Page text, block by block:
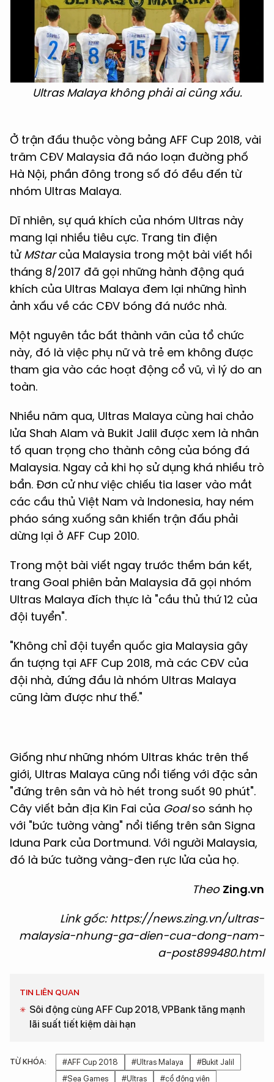
Ultras Malaya không phải ai cũng xấu.
Ở trận đấu thuộc vòng bảng AFF Cup 2018, vài
trăm CĐV Malaysia đã náo loạn đường phố
Hà Nội, phần đông trong số đó đều đến từ
nhóm Ultras Malaya.
Dĩ nhiên, sự quá khích của nhóm Ultras này
mang lại nhiều tiêu cực. Trang tin điện
tử MStarcủa Malaysia trong một bài viết hồi
tháng 8/2017 đã gọi những hành động quá
khích của Ultras Malaya đem lại những hình
ảnh xấu về các CĐV bóng đá nước nhà.
Một nguyên tắc bất thành văn của tổ chức
này, đó là việc phụ nữ và trẻ em không được
tham gia vào các hoạt động cổ vũ, vì lý do an
toàn.
Nhiều năm qua, Ultras Malaya cùng hai chảo
lửa Shah Alam và Bukit Jalil được xem là nhân
tố quan trọng cho thành công của bóng đá
Malaysia. Ngay cả khi họ sử dụng khá nhiều trò
bẩn. Đơn cử như việc chiếu tia laser vào mắt
các cầu thủ Việt Nam và Indonesia, hay ném
pháo sáng xuống sân khiến trận đấu phải
dừng lại ở AFF Cup 2010.
Trong một bài viết ngay trước thềm bán kết,
trang Goal phiên bản Malaysia đã gọi nhóm
Ultras Malaya đích thực là "cầu thủ thứ 12 của
đội tuyển".
"Không chỉ đội tuyển quốc gia Malaysia gây
ấn tượng tại AFF Cup 2018, mà các CĐV của
đội nhà, đứng đầu là nhóm Ultras Malaya
cũng làm được như thế."
Giống như những nhóm Ultras khác trên thế
giới, Ultras Malaya cũng nổi tiếng với đặc sản
"đứng trên sân và hò hét trong suốt 90 phút".
Cây viết bản địa Kin Fai của Goalso sánh họ
với "bức tường vàng" nổi tiếng trên sân Signa
Iduna Park của Dortmund. Với người Malaysia,
đó là bức tường vàng-đen rực lửa của họ.
Theo Zing.vn
Link gốc: https://news.zing.vn/ultras-
malaysia-nhung-ga-dien-cua-dong-nam-
a-post899480.html
TIN LIÊN QUAN
Sôi động cùng AFF Cup 2018, VPBank tăng mạnh
lãi suất tiết kiệm dài hạn
TỪ KHÓA: #AFF Cup 2018 #Ultras Malaya
#Bukit Jalil
#Sea Games
#Ultras #cổ động viên